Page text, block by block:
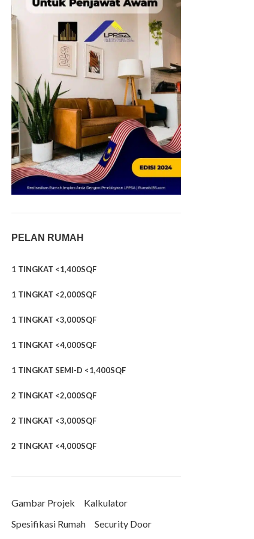
PELAN RUMAH
1 TINGKAT <1,400SQF
1 TINGKAT <2,000SQF
1 TINGKAT <3,000SQF
1 TINGKAT <4,000SQF
1 TINGKAT SEMI-D <1,400SQF
2 TINGKAT <2,000SQF
2 TINGKAT <3,000SQF
2 TINGKAT <4,000SQF
Gambar Projek
Kalkulator
Spesifikasi Rumah
Security Door